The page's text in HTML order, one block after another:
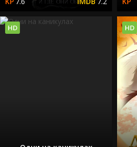
HD HD